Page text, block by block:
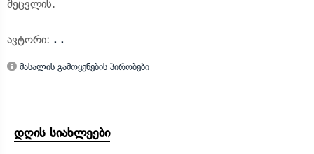
შეცვლის.
ავტორი: . .
მასალის გამოყენების პირობები
დღის სიახლეები